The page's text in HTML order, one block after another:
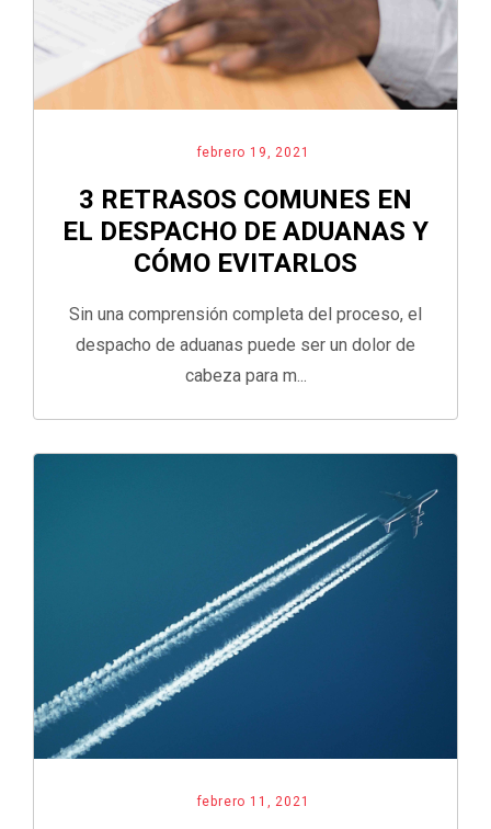
febrero 19, 2021
3 RETRASOS COMUNES EN
EL DESPACHO DE ADUANAS Y
CÓMO EVITARLOS
Sin una comprensión completa del proceso, el
despacho de aduanas puede ser un dolor de
cabeza para m...
febrero 11, 2021